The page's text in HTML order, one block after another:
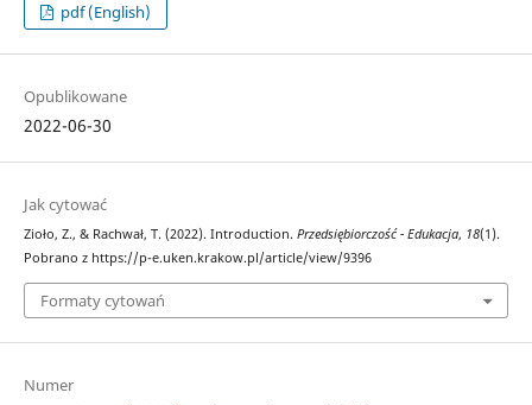
pdf (English)
Opublikowane
2022-06-30
Jak cytować
Zioło, Z., & Rachwał, T. (2022). Introduction. Przedsiębiorczość - Edukacja, 18(1).
Pobrano z https://p-e.uken.krakow.pl/article/view/9396
Formaty cytowań
Numer